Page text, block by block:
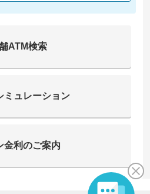
ATM検索
ミュレーション
金利のご案内